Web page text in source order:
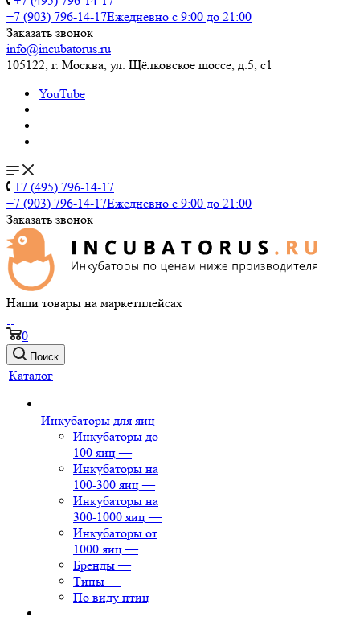
+7 (903) 796-14-17Ежедневно с 9:00 до 21:00
Заказать звонок
info@incubatorus.ru
105122, г. Москва, ул. Щёлковское шоссе, д.5, с1
YouTube
+7 (495) 796-14-17
+7 (903) 796-14-17Ежедневно с 9:00 до 21:00
Заказать звонок
Наши товары на маркетплейсах
0
Поиск
Каталог
Инкубаторы для яиц
Инкубаторы до
100 яиц —
Инкубаторы на
100-300 яиц —
Инкубаторы на
300-1000 яиц —
Инкубаторы от
1000 яиц —
Бренды —
Типы —
По виду птиц